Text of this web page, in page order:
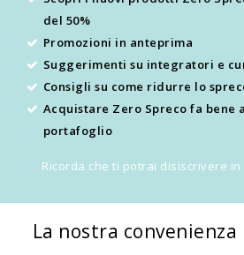
del 50%
Promozioni in anteprima
Suggerimenti su integratori e
Consigli su come ridurre lo
Acquistare Zero Spreco fa bene
portafoglio
Ricorda che ti potrai disiscrivere
La nostra convenienza